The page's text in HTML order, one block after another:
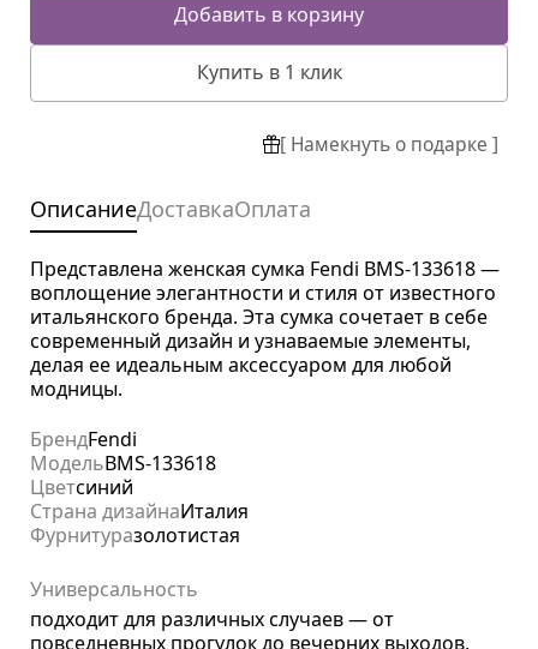
Добавить в корзину
Купить в 1 клик
[ Намекнуть о подарке ]
ОписаниеДоставкаОплата
Представлена женская сумка Fendi BMS-133618 —
воплощение элегантности и стиля от известного
итальянского бренда. Эта сумка сочетает в себе
современный дизайн и узнаваемые элементы,
делая ее идеальным аксессуаром для любой
модницы.
БрендFendi
МодельBMS-133618
Цветсиний
Страна дизайнаИталия
Фурнитуразолотистая
Универсальность
подходит для различных случаев — от
повседневных прогулок до вечерних выходов.